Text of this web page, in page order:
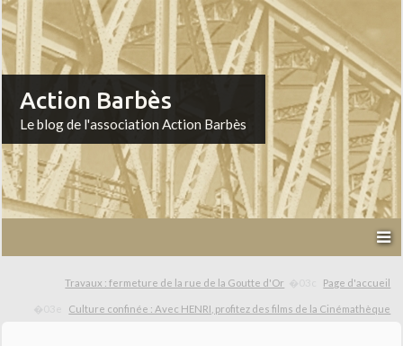
Action Barbès
Le blog de l'association Action Barbès
Travaux : fermeture de la rue de la Goutte d'Or Page d'accueil
Culture confinée : Avec HENRI, profitez des films de la Cinémathèque